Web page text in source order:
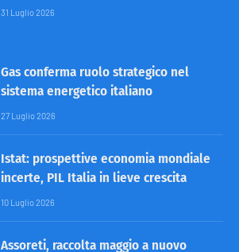
31 Luglio 2026
Gas conferma ruolo strategico nel
sistema energetico italiano
27 Luglio 2026
Istat: prospettive economia mondiale
incerte, PIL Italia in lieve crescita
10 Luglio 2026
Assoreti, raccolta maggio a nuovo